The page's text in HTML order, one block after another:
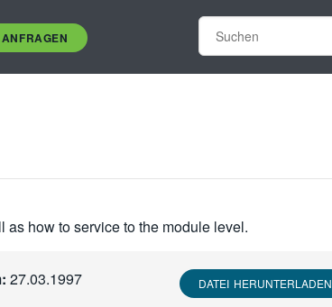
how to service to the module level.
27.03.1997 DATEI HERUNTERLADEN